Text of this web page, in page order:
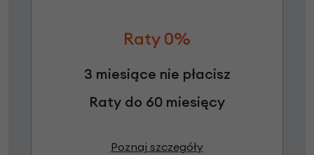
Raty 0%
3 miesiące nie płacisz
Raty do 60 miesięcy
Poznaj szczegóły